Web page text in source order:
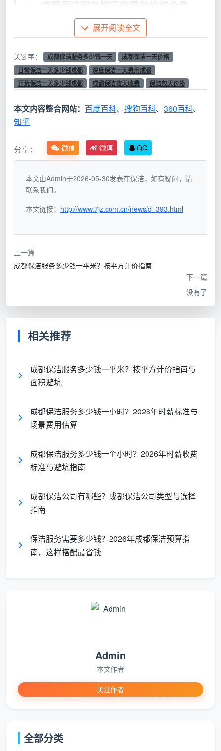
成都保洁服务多少钱一天
深度保洁和开荒保洁的日薪完全不在一个级别上。因为
它们的劳动强度、工作时长和专业要求天差地别。
服务
类型
围（2026
通常
100
屋包
费
适用场景
日常
保洁
（包
150-450
元/天
保洁
约6-
约
350
彻底清扫
深度
天）
名保
约8
小时
约
元
除、搬家
退租、长
期未清洁
保洁
（包
600-2000
元/天
洁
800-
后首次彻
150-250元/天，两居室/一卫生间约200-300元/天，三
居室/两卫生间约250-350元/天，四居室及以上多在
深度保洁通常需要更强的专业技能和更多工具，一
污房屋，两个保洁师同时工作一天，花费可能接近千
元。开荒保洁则因为要处理建筑垃圾、水泥渍和玻璃
长尾词自然覆盖：成都保洁一天多少钱
二、按天计费 vs 按小时计费，到底哪个更
划算？
下，包天比按小时计费能省15%-20%，但并非所有情
展开阅读全文
关键字： 成都保洁服务多少钱一天
成都保洁一天价格
日常保洁一天多少钱成都
深度保洁一天费用成都
开荒保洁一天多少钱成都
成都保洁按天收费 保洁包天价格
本文内容整合网站： 百度百科、 搜狗百科、 360百科、
知乎
分享： 微信 微博 QQ
本文由Admin于2026-05-30发表在保洁，如有疑问，请
联系我们。
本文链接： http://www.7jz.com.cn/news/d_393.html
上一篇
成都保洁服务多少钱一平米？按平方计价指南
下一篇
没有了
相关推荐
成都保洁服务多少钱一平米？按平方计价指南与
面积避坑
成都保洁服务多少钱一小时？2026年时薪标准与
场景费用估算
成都保洁服务多少钱一个小时？2026年时薪收费
标准与避坑指南
成都保洁公司有哪些？成都保洁公司类型与选择
指南
保洁服务需要多少钱？2026年成都保洁预算指
南，这样搭配最省钱
Admin
本文作者
关注作者
全部分类